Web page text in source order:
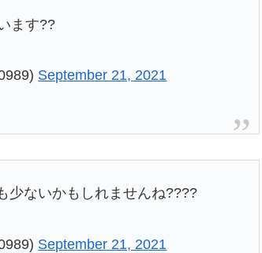
ます??
September 21, 2021
少ないかもしれませんね????
September 21, 2021